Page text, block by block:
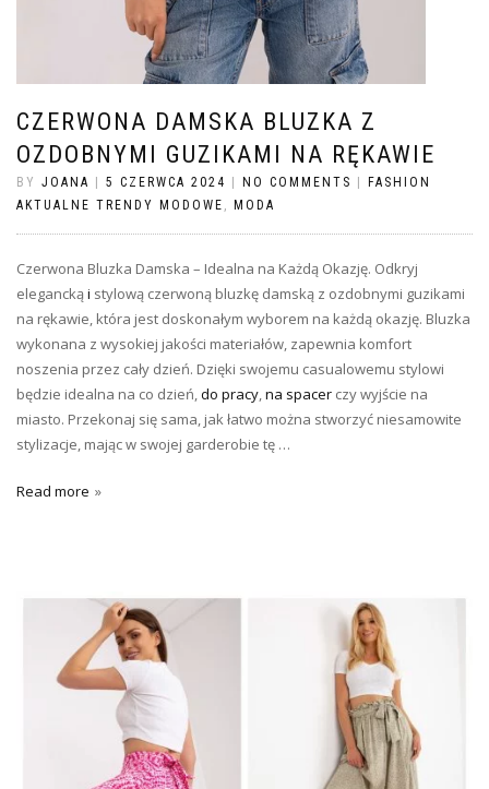
CZERWONA DAMSKA BLUZKA Z
OZDOBNYMI GUZIKAMI NA RĘKAWIE
BY JOANA 5 CZERWCA 2024 NO COMMENTS
FASHION
AKTUALNE TRENDY MODOWE , MODA
Czerwona Bluzka Damska – Idealna na Każdą Okazję. Odkryj
eleganckąi stylową czerwoną bluzkę damską z ozdobnymi guzikami
na rękawie, która jest doskonałym wyborem na każdą okazję. Bluzka
wykonana z wysokiej jakości materiałów, zapewnia komfort
noszenia przez cały dzień. Dzięki swojemu casualowemu stylowi
będzie idealna na co dzień,do pracy,na spacer czy wyjście na
miasto. Przekonaj się sama, jak łatwo można stworzyć niesamowite
stylizacje, mając w swojej garderobie tę …
Read more